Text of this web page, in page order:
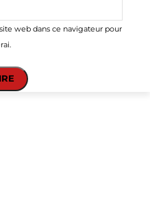
:
web dans ce navigateur pour